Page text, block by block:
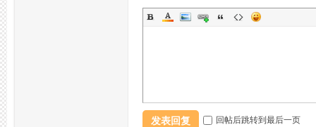
发表回复 回帖后跳转到最后一页